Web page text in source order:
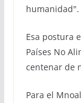
humanidad".
Esa postura
Países No
centenar de
Para el